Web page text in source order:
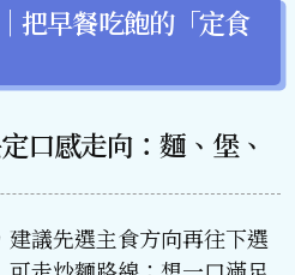
把早餐吃飽的「定食
口感走向：麵、堡、
議先選主食方向再往下選